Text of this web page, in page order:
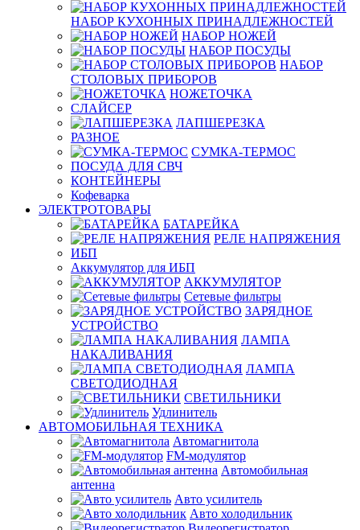
НАБОР КУХОННЫХ ПРИНАДЛЕЖНОСТЕЙ
НАБОР НОЖЕЙ
НАБОР ПОСУДЫ
НАБОР
СТОЛОВЫХ ПРИБОРОВ
НОЖЕТОЧКА
СЛАЙСЕР
ЛАПШЕРЕЗКА
РАЗНОЕ
СУМКА-ТЕРМОС
ПОСУДА ДЛЯ СВЧ
КОНТЕЙНЕРЫ
Кофеварка
ЭЛЕКТРОТОВАРЫ
БАТАРЕЙКА
РЕЛЕ НАПРЯЖЕНИЯ
ИБП
Аккумулятор для ИБП
АККУМУЛЯТОР
Сетевые фильтры
ЗАРЯДНОЕ
УСТРОЙСТВО
ЛАМПА
НАКАЛИВАНИЯ
ЛАМПА
СВЕТОДИОДНАЯ
СВЕТИЛЬНИКИ
Удлинитель
АВТОМОБИЛЬНАЯ ТЕХНИКА
Автомагнитола
FM-модулятор
Автомобильная
антенна
Авто усилитель
Авто холодильник